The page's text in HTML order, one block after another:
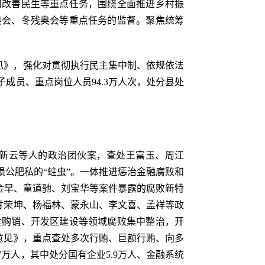
善民生等重点任务，围绕全面推进乡村振
、冬残奥会等重点任务的监督。聚焦统筹
，强化对贯彻执行民主集中制、依规依法
员、重点岗位人员94.3万人次，处分县处
云等人的政治团伙案，查处王富玉、周江
肥私的“蛀虫”。一体推进惩治金融腐败和
、童道驰、刘宝华等案件暴露的腐败新特
坤、杨福林、蒙永山、李文喜、孟祥等政
销、开发区建设等领域腐败集中整治，开
》，重点查处多次行贿、巨额行贿、向多
人，其中处分国有企业5.9万人、金融系统